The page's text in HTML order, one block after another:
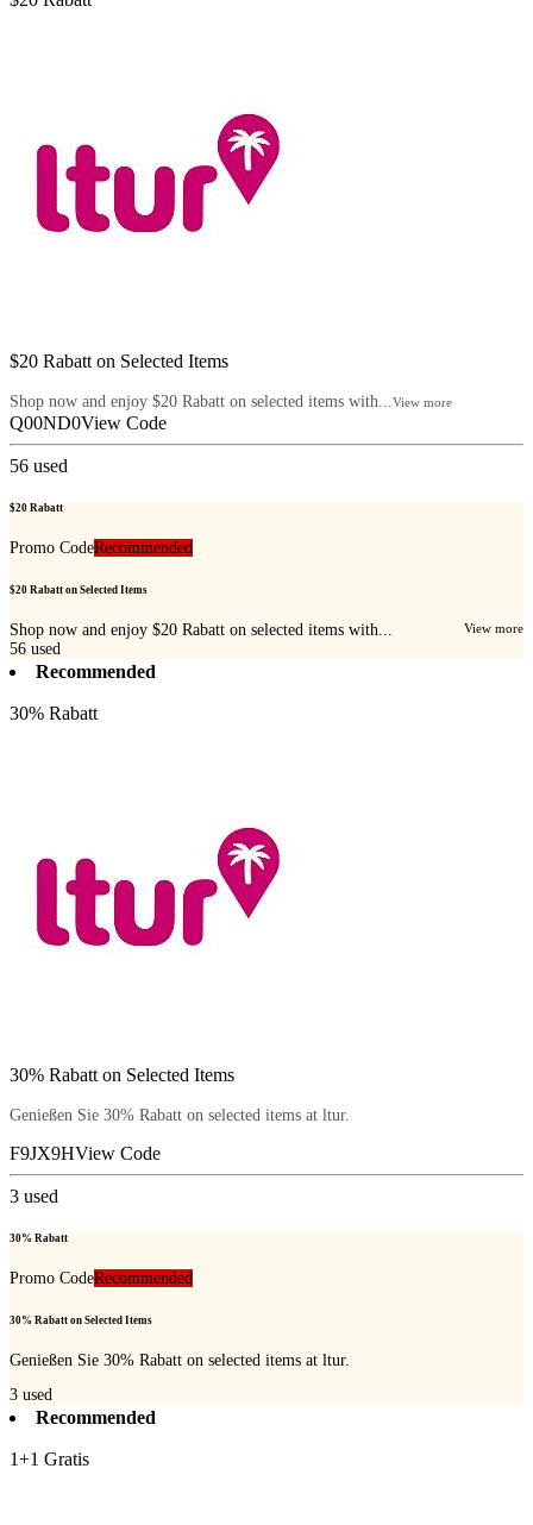
$20 Rabatt on Selected Items
Shop now and enjoy $20 Rabatt on selected items with...View more
Q00ND0View Code
56 used
$20 Rabatt
Promo CodeRecommended
$20 Rabatt on Selected Items
Shop now and enjoy $20 Rabatt on selected items with... View more
56 used
Recommended
30% Rabatt
30% Rabatt on Selected Items
Genießen Sie 30% Rabatt on selected items at ltur.
F9JX9HView Code
3 used
30% Rabatt
Promo CodeRecommended
30% Rabatt on Selected Items
Genießen Sie 30% Rabatt on selected items at ltur.
3 used
Recommended
1+1 Gratis